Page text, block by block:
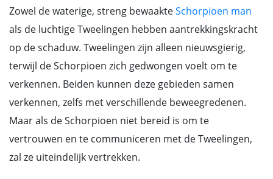
Zowel de waterige, streng bewaakteSchorpioen man
als de luchtige Tweelingen hebben aantrekkingskracht
op de schaduw. Tweelingen zijn alleen nieuwsgierig,
terwijl de Schorpioen zich gedwongen voelt om te
verkennen. Beiden kunnen deze gebieden samen
verkennen, zelfs met verschillende beweegredenen.
Maar als de Schorpioen niet bereid is om te
vertrouwen en te communiceren met de Tweelingen,
zal ze uiteindelijk vertrekken.